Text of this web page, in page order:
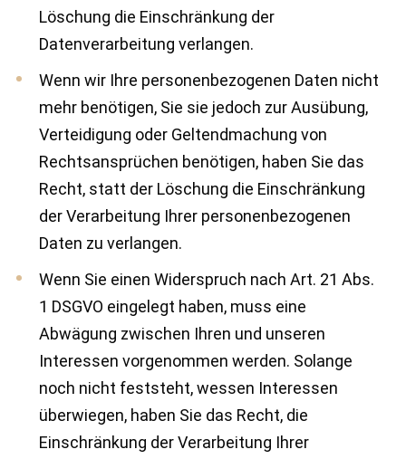
Löschung die Einschränkung der
Datenverarbeitung verlangen.
Wenn wir Ihre personenbezogenen Daten nicht
mehr benötigen, Sie sie jedoch zur Ausübung,
Verteidigung oder Geltendmachung von
Rechtsansprüchen benötigen, haben Sie das
Recht, statt der Löschung die Einschränkung
der Verarbeitung Ihrer personenbezogenen
Daten zu verlangen.
Wenn Sie einen Widerspruch nach Art. 21 Abs.
1 DSGVO eingelegt haben, muss eine
Abwägung zwischen Ihren und unseren
Interessen vorgenommen werden. Solange
noch nicht feststeht, wessen Interessen
überwiegen, haben Sie das Recht, die
Einschränkung der Verarbeitung Ihrer